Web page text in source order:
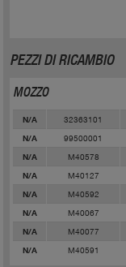
PEZZI DI RICAMBIO
MOZZO
N/A 32363101
N/A 99500001
N/A M40578
N/A M40127
N/A M40592
N/A M40067
N/A M40077
N/A M40591